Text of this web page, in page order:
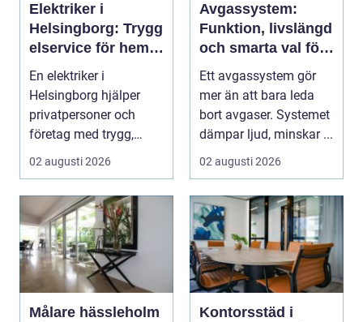
Elektriker i
Helsingborg: Trygg
elservice för hem
och företag
En elektriker i
Helsingborg hjälper
privatpersoner och
företag med trygg,
säker och e...
02 augusti 2026
Avgassystem:
Funktion, livslängd
och smarta val för
bilägare
Ett avgassystem gör
mer än att bara leda
bort avgaser. Systemet
dämpar ljud, minskar ...
02 augusti 2026
Målare hässleholm
Kontorsstäd i